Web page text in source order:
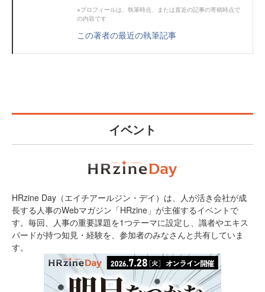
※プロフィールは、執筆時点、または直近の記事の寄稿時点で
の内容です
この著者の最近の執筆記事
イベント
HRzine Day（エイチアールジン・デイ）は、人が活き会社が成
長する人事のWebマガジン「HRzine」が主催するイベントで
す。毎回、人事の重要課題を1つテーマに設定し、識者やエキス
パードが持つ知見・経験を、参加者のみなさんと共有していま
す。